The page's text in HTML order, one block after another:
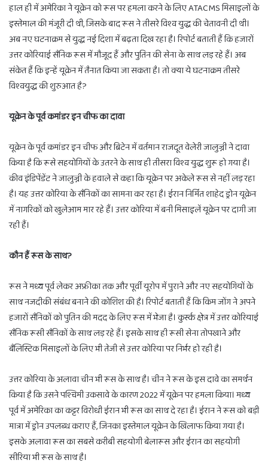
हाल ही में अमेरिका ने यूक्रेन को रूस पर हमला करने के लिए ATACMS मिसाइलों के
इस्तेमाल की मंजूरी दी थी, जिसके बाद रूस ने तीसरे विश्व युद्ध की चेतावनी दी थी।
अब नए घटनाक्रम से युद्ध नई दिशा में बढ़ता दिख रहा है। रिपोर्ट बताती हैं कि हजारों
उत्तर कोरियाई सैनिक रूस में मौजूद हैं और पुतिन की सेना के साथ लड़ रहे हैं। अब
संकेत हैं कि इन्हें यूक्रेन में तैनात किया जा सकता है। तो क्या ये घटनाक्रम तीसरे
विश्वयुद्ध की शुरुआत है?
यूक्रेन के पूर्व कमांडर इन चीफ का दावा
यूक्रेन के पूर्व कमांडर इन चीफ और ब्रिटेन में वर्तमान राजदूत वेलेरी जालुज्नी ने दावा
किया है कि रूसे सहयोगियों के उतरने के साथ ही तीसरा विश्व युद्ध शुरू हो गया है।
कीव इंडिपेंडेंट ने जालुज्नी के हवाले से कहा कि यूक्रेन पर अकेले रूस से नहीं लड़ रहा
है। यह उत्तर कोरिया के सैनिकों का सामना कर रहा है। ईरान निर्मित शाहेद ड्रोन यूक्रेन
में नागरिकों को खुलेआम मार रहे हैं। उत्तर कोरिया में बनी मिसाइलें यूक्रेन पर दागी जा
रही हैं।
कौन हैं रूस के साथ?
रूस ने मध्य पूर्व लेकर अफ्रीका तक और पूर्वी यूरोप में पुराने और नए सहयोगियों के
साथ नजदीकी संबंध बनाने की कोशिश की है। रिपोर्ट बताती हैं कि किम जोंग ने अपने
हजारों सैनिकों को पुतिन की मदद के लिए रूस में भेजा है। कुर्स्क क्षेत्र में उत्तर कोरियाई
सैनिक रूसी सैनिकों के साथ लड़ रहे हैं। इसके साथ ही रूसी सेना तोपखाने और
बैलिस्टिक मिसाइलों के लिए भी तेजी से उत्तर कोरिया पर निर्भर हो रही है।
उत्तर कोरिया के अलावा चीन भी रूस के साथ है। चीन ने रूस के इस दावे का समर्थन
किया है कि उसने पश्चिमी उकसावे के कारण 2022 में यूक्रेन पर हमला किया। मध्य
पूर्व में अमेरिका का कट्टर विरोधी ईरान भी रूस का साथ दे रहा है। ईरान ने रूस को बड़ी
मात्रा में ड्रोन उपलब्ध कराए हैं, जिनका इस्तेमाल यूक्रेन के खिलाफ किया गया है।
इसके अलावा रूस का सबसे करीबी सहयोगी बेलारूस और ईरान का सहयोगी
सीरिया भी रूस के साथ है।